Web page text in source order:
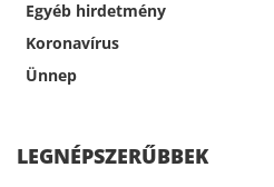
Egyéb hirdetmény
Koronavírus
Ünnep
LEGNÉPSZERŰBBEK